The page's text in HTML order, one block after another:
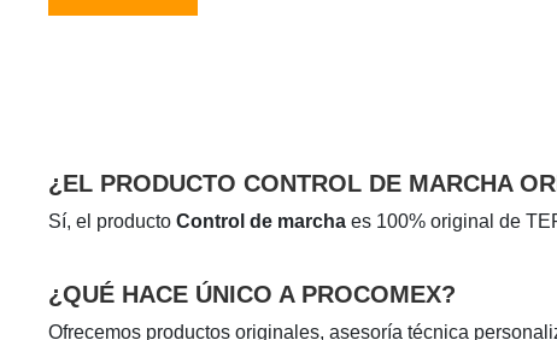
¿EL PRODUCTO CONTROL DE MARCHA
Sí, el producto Control de marcha es 100% original de
¿QUÉ HACE ÚNICO A PROCOMEX?
Ofrecemos productos originales, asesoría técnica